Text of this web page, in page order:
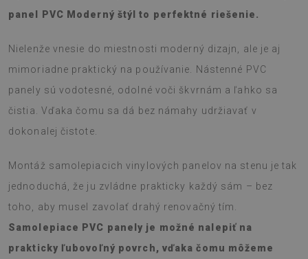
panel PVC Moderný štýl to perfektné riešenie.
Nielenže vnesie do miestnosti moderný dizajn, ale je aj
mimoriadne praktický na používanie. Nástenné PVC
panely sú vodotesné, odolné voči škvrnám a ľahko sa
čistia. Vďaka čomu sa dá bez námahy udržiavať v
dokonalej čistote.
Montáž samolepiacich vinylových panelov na stenu je tak
jednoduchá, že ju zvládne prakticky každý sám – bez
toho, aby musel zavolať drahý renovačný tím.
Samolepiace PVC panely je možné nalepiť na
prakticky ľubovoľný povrch, vďaka čomu môžeme